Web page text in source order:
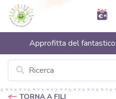
Approfitta del
TORNA A FILI